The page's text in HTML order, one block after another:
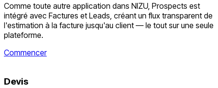
Comme toute autre application dans NIZU, Prospects est
intégré avec Factures et Leads, créant un flux transparent de
l'estimation à la facture jusqu'au client — le tout sur une seule
plateforme.
Commencer
Devis